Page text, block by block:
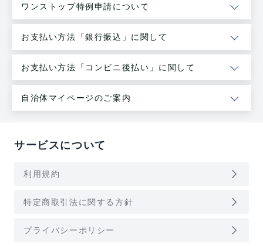
ワンストップ特例申請について
お支払い方法「銀行振込」に関して
お支払い方法「コンビニ後払い」に関して
自治体マイページのご案内
サービスについて
利用規約 arrow_forward_ios
特定商取引法に関する方針 arrow_forward_ios
プライバシーポリシー arrow_forward_ios